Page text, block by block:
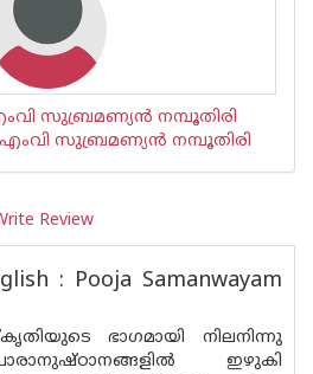
എംവി സുബ്രമണ്യൻ നമ്പൂതിരി
എംവി സുബ്രമണ്യൻ നമ്പൂതിരി
Review
: Pooja Samanwayam
ഭാഗമായി നിലനിന്നു
ഇഴുകി